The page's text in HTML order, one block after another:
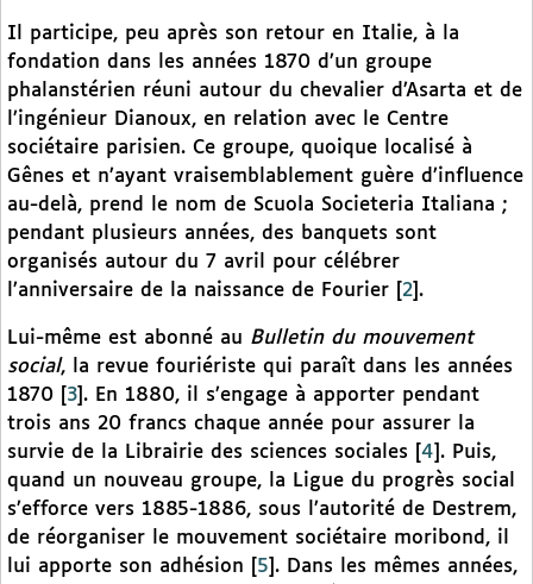
Il participe, peu après son retour en Italie, à la
fondation dans les années 1870 d’un groupe
phalanstérien réuni autour du chevalier d’Asarta et de
l’ingénieur Dianoux, en relation avec le Centre
sociétaire parisien. Ce groupe, quoique localisé à
Gênes et n’ayant vraisemblablement guère d’influence
au-delà, prend le nom de Scuola Societeria Italiana ;
pendant plusieurs années, des banquets sont
organisés autour du 7 avril pour célébrer
l’anniversaire de la naissance de Fourier
2 .
Lui-même est abonné au Bulletin du mouvement
social, la revue fouriériste qui paraît dans les années
1870
3 . En 1880, il s’engage à apporter pendant
trois ans 20 francs chaque année pour assurer la
survie de la Librairie des sciences sociales
4 . Puis,
quand un nouveau groupe, la Ligue du progrès social
s’efforce vers 1885-1886, sous l’autorité de Destrem,
de réorganiser le mouvement sociétaire moribond, il
lui apporte son adhésion
5 . Dans les mêmes années,